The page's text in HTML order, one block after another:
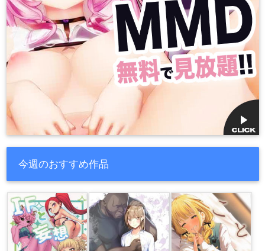
今週のおすすめ作品